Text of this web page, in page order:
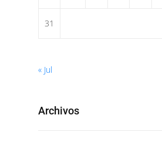
31
« Jul
Archivos